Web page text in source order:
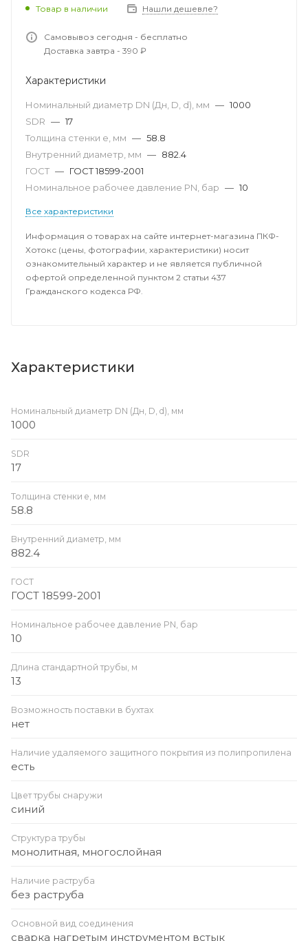
Товар в наличии Нашли дешевле?
Самовывоз сегодня - бесплатно
Доставка завтра - 390 ₽
Характеристики
Номинальный диаметр DN (Дн, D, d), мм — 1000
SDR — 17
Толщина стенки e, мм — 58.8
Внутренний диаметр, мм — 882.4
ГОСТ — ГОСТ 18599-2001
Номинальное рабочее давление PN, бар — 10
Все характеристики
Информация о товарах на сайте интернет-магазина ПКФ-
Хотокс (цены, фотографии, характеристики) носит
ознакомительный характер и не является публичной
офертой определенной пунктом 2 статьи 437
Гражданского кодекса РФ.
Характеристики
Номинальный диаметр DN (Дн, D, d), мм
1000
SDR
17
Толщина стенки e, мм
58.8
Внутренний диаметр, мм
882.4
ГОСТ
ГОСТ 18599-2001
Номинальное рабочее давление PN, бар
10
Длина стандартной трубы, м
13
Возможность поставки в бухтах
нет
Наличие удаляемого защитного покрытия из полипропилена
есть
Цвет трубы снаружи
синий
Структура трубы
монолитная, многослойная
Наличие раструба
без раструба
Основной вид соединения
сварка нагретым инструментом встык